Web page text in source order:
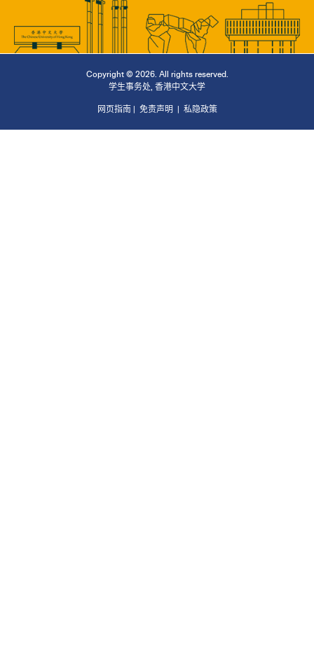
Copyright © 2026. All rights reserved.
学生事务处, 香港中文大学
网页指南| 免责声明 | 私隐政策